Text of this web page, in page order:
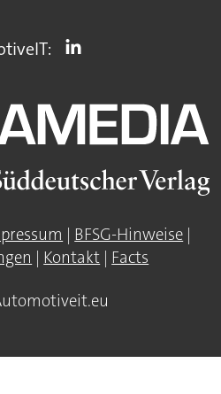
| BFSG-Hinweise |
| Kontakt | Facts